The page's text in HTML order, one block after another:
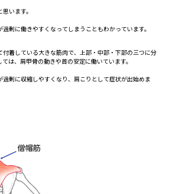
います。
剰に働きやすくなってしまうこともわかっています。
着している大きな筋肉で、上部・中部・下部の三つに分
は、肩甲骨の動きや首の安定に働いています。
過剰に収縮しやすくなり、肩こりとして症状が出始めま